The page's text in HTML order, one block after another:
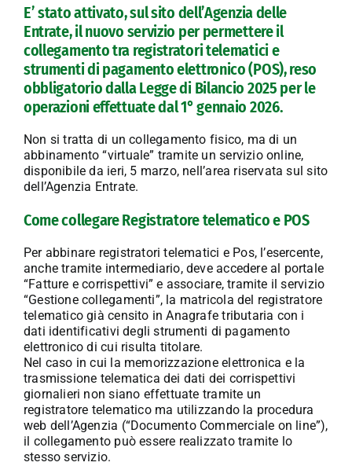
L’Agricoltore cuneese
Fotogallery
Lavora con noi
Contatti
E’ stato attivato, sul sito dell’Agenzia delle
Entrate, il nuovo servizio per permettere il
collegamento tra registratori telematici e
strumenti di pagamento elettronico (POS), reso
obbligatorio dalla Legge di Bilancio 2025 per le
operazioni effettuate dal 1° gennaio 2026.
Non si tratta di un collegamento fisico, ma di un
abbinamento “virtuale” tramite un servizio online,
disponibile da ieri, 5 marzo, nell’area riservata sul sito
dell’Agenzia Entrate.
Come collegare Registratore telematico e POS
Per abbinare registratori telematici e Pos, l’esercente,
anche tramite intermediario, deve accedere al portale
“Fatture e corrispettivi” e associare, tramite il servizio
“Gestione collegamenti”, la matricola del registratore
telematico già censito in Anagrafe tributaria con i
dati identificativi degli strumenti di pagamento
elettronico di cui risulta titolare.
Nel caso in cui la memorizzazione elettronica e la
trasmissione telematica dei dati dei corrispettivi
giornalieri non siano effettuate tramite un
registratore telematico ma utilizzando la procedura
web dell’Agenzia (“Documento Commerciale on line”),
il collegamento può essere realizzato tramite lo
stesso servizio.